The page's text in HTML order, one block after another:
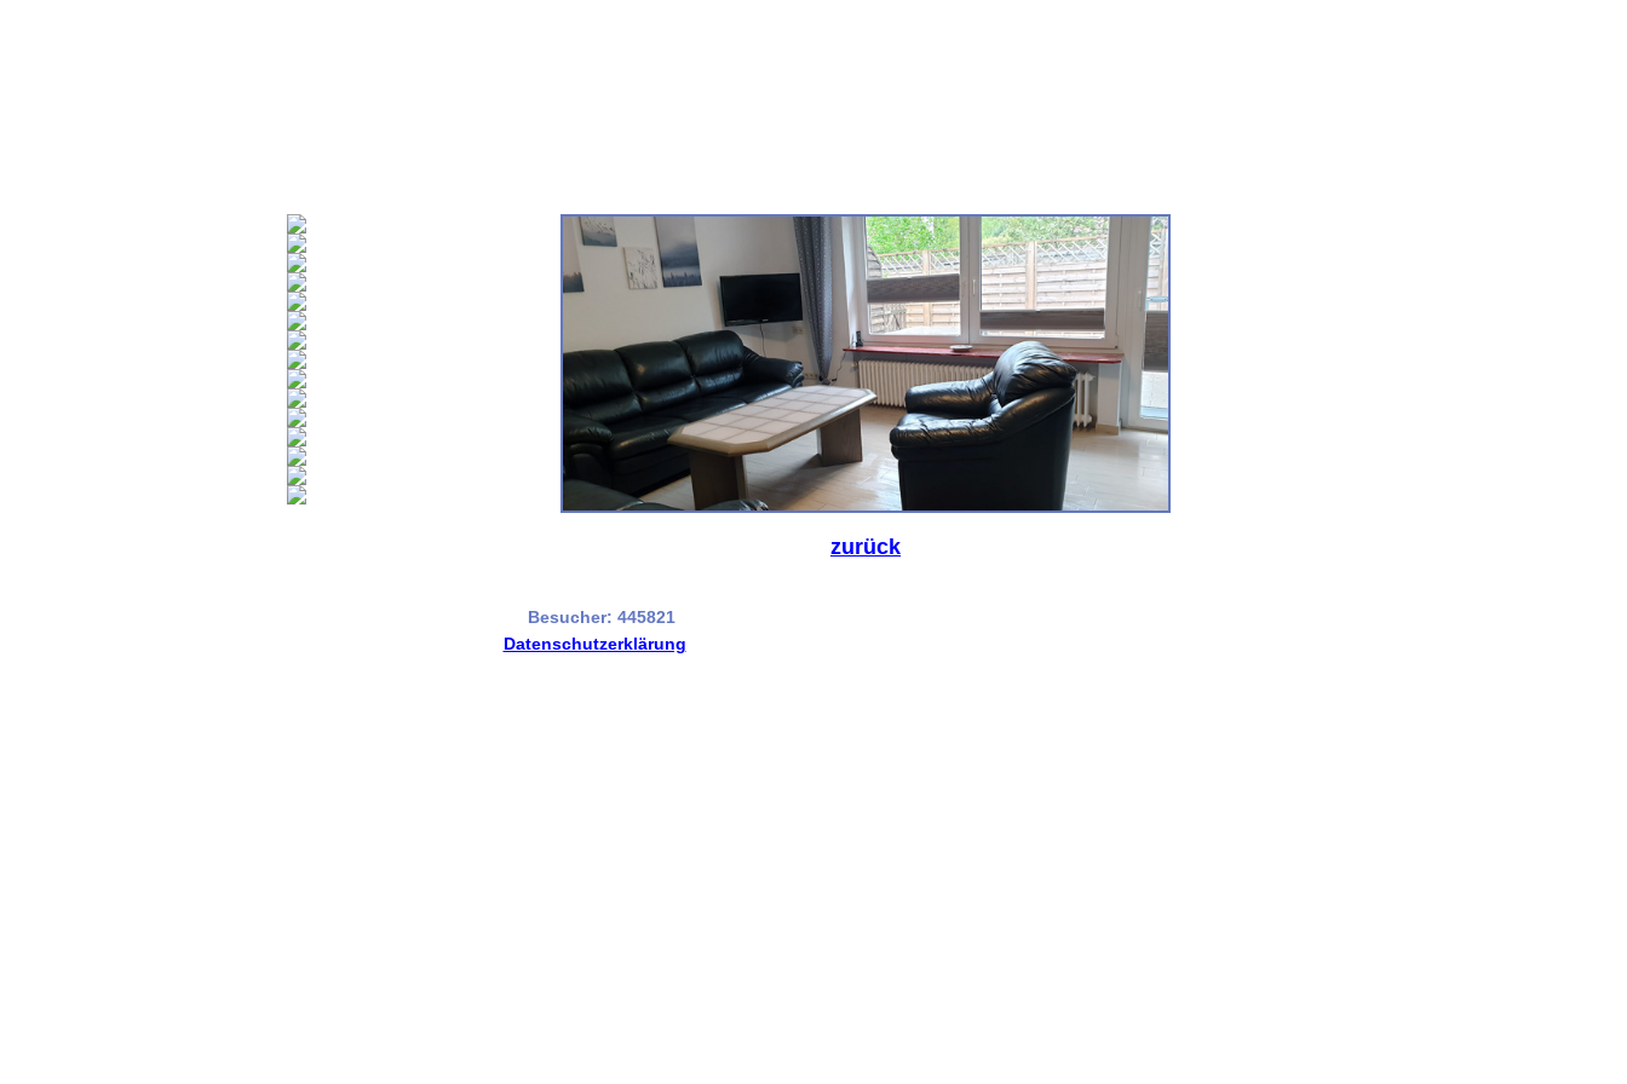
zurück
Besucher: 445821
Datenschutzerklärung